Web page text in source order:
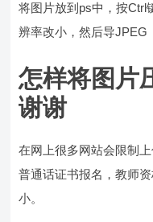
将图片放到ps中，按Ctrl
辨率改小，然后导JPEG
怎样将图片
谢谢
在网上很多网站会限制
普通话证书报名，教师
小。